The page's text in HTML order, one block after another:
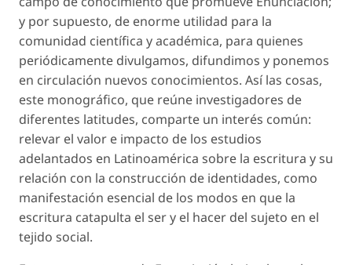
y por supuesto, de enorme utilidad para la
comunidad científica y académica, para quienes
periódicamente divulgamos, difundimos y ponemos
en circulación nuevos conocimientos. Así las cosas,
este monográfico, que reúne investigadores de
diferentes latitudes, comparte un interés común:
relevar el valor e impacto de los estudios
adelantados en Latinoamérica sobre la escritura y su
relación con la construcción de identidades, como
manifestación esencial de los modos en que la
escritura catapulta el ser y el hacer del sujeto en el
tejido social.